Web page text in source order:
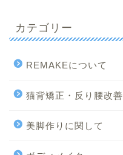
カテゴリー
REMAKEについて
猫背矯正・反り腰改善
美脚作りに関して